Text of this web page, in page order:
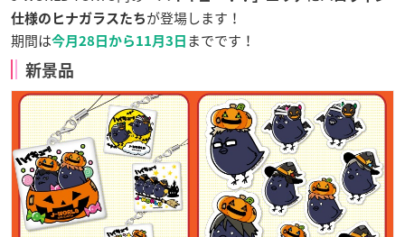
仕様のヒナガラスたち が登場します！
期間は今月28日から11月3日 までです！
新景品